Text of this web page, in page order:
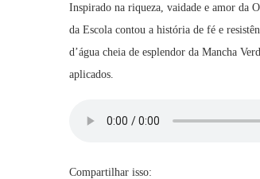
Inspirado na riqueza, vaidade e amor da
da Escola contou a história de fé e
d’água cheia de esplendor da Mancha
aplicados.
Compartilhar isso: